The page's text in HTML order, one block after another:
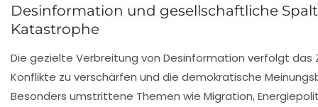
Desinformation und gesellschaftliche
Katastrophe
Die gezielte Verbreitung von Desinformation verfolgt das
Konflikte zu verschärfen und die demokratische
Besonders umstrittene Themen wie Migration,